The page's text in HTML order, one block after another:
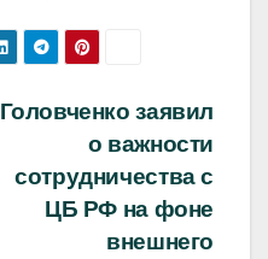
Головченко заявил
о важности
сотрудничества с
ЦБ РФ на фоне
внешнего